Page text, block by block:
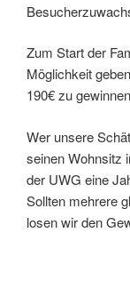
Zum Start der
Möglichkeit
190€ zu
Wer unsere
seinen Wohnsitz
der UWG eine
Sollten mehrere
losen wir den